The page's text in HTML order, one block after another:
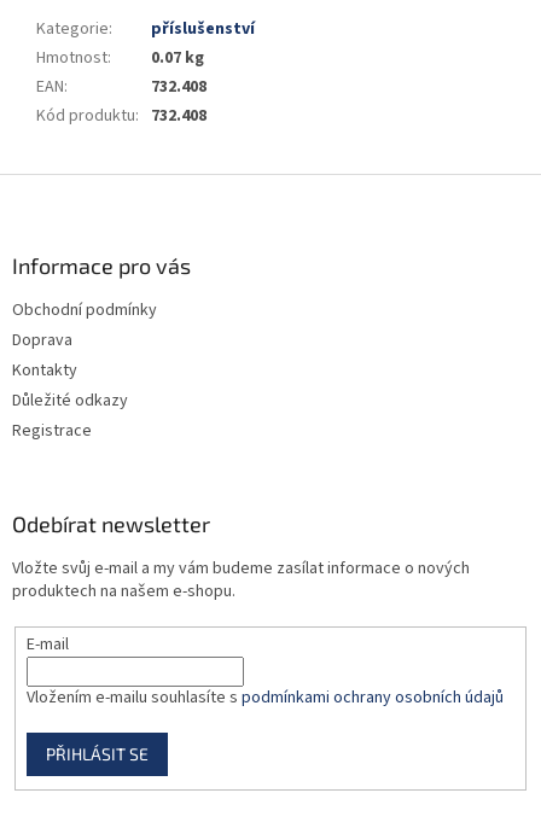
Kategorie:
příslušenství
Hmotnost:
0.07 kg
EAN:
732.408
Kód produktu: 732.408
Informace pro vás
Obchodní podmínky
Doprava
Kontakty
Důležité odkazy
Registrace
Odebírat newsletter
Vložte svůj e-mail a my vám budeme zasílat informace o nových
produktech na našem e-shopu.
E-mail
Vložením e-mailu souhlasíte s podmínkami ochrany osobních údajů
PŘIHLÁSIT SE